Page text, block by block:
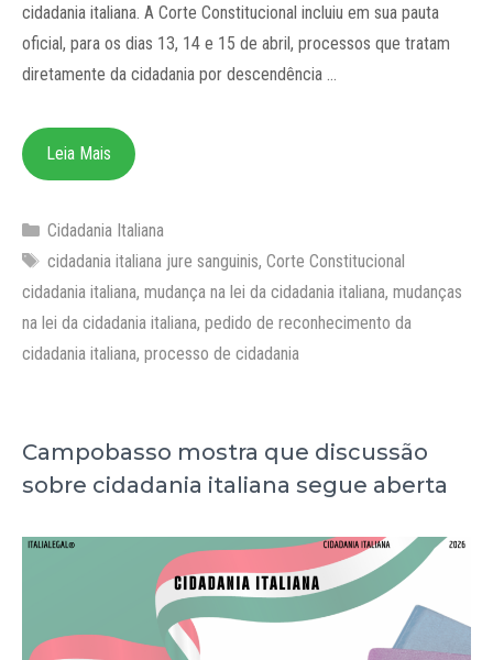
cidadania italiana. A Corte Constitucional incluiu em sua pauta
oficial, para os dias 13, 14 e 15 de abril, processos que tratam
diretamente da cidadania por descendência …
Leia Mais
Categorias
Cidadania Italiana
Tags
cidadania italiana jure sanguinis, Corte Constitucional
cidadania italiana, mudança na lei da cidadania italiana, mudanças
na lei da cidadania italiana, pedido de reconhecimento da
cidadania italiana, processo de cidadania
Campobasso mostra que discussão
sobre cidadania italiana segue aberta